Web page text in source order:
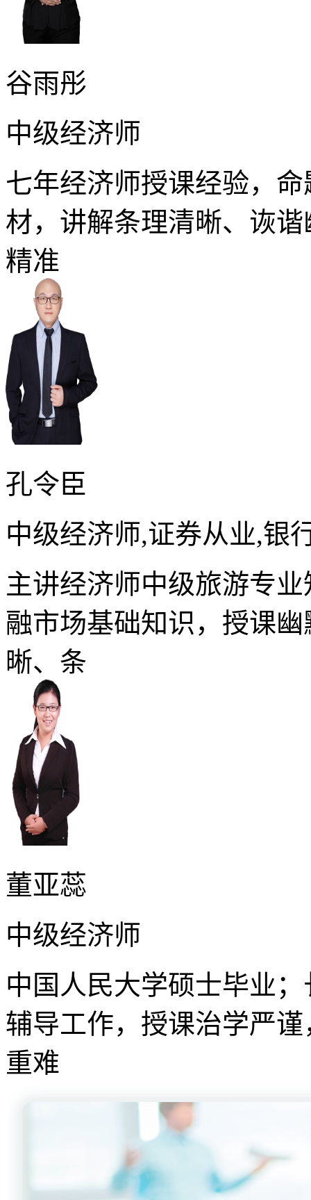
谷雨彤
中级经济师
七年经济师授课经验，
材，讲解条理清晰、诙
精准
孔令臣
中级经济师,证券从业,银
主讲经济师中级旅游专
融市场基础知识，授课
晰、条
董亚蕊
中级经济师
中国人民大学硕士毕业
辅导工作，授课治学严
重难